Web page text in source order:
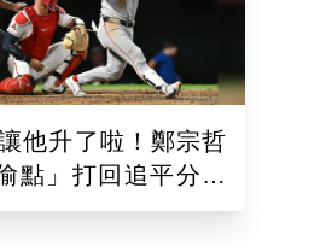
他升了啦！鄭宗哲
點」打回追平分助
4大勝